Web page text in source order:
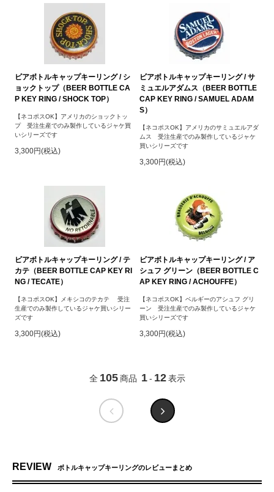
ビアボトルキャップキーリング / シ
ョックトップ（BEER BOTTLE CA
P KEY RING / SHOCK TOP）
【ネコポスOK】アメリカのショックトッ
プ 受注生産でのみ製作しているジャケ買
いシリーズです
3,300円(税込)
ビアボトルキャップキーリング / サ
ミュエルアダムス（BEER BOTTLE
CAP KEY RING / SAMUEL ADAM
S）
【ネコポスOK】アメリカのサミュエルアダ
ムス 受注生産でのみ製作しているジャケ
買いシリーズです
3,300円(税込)
ビアボトルキャップキーリング / テ
カテ（BEER BOTTLE CAP KEY RI
NG / TECATE）
【ネコポスOK】メキシコのテカテ 受注
生産でのみ製作しているジャケ買いシリー
ズです
3,300円(税込)
ビアボトルキャップキーリング / ア
シュフ グリーン（BEER BOTTLE C
AP KEY RING / ACHOUFFE）
【ネコポスOK】ベルギーのアシュフ グリ
ーン 受注生産でのみ製作しているジャケ
買いシリーズです
3,300円(税込)
全 105 商品 1 - 12 表示
REVIEW ボトルキャップキーリングのレビューまとめ